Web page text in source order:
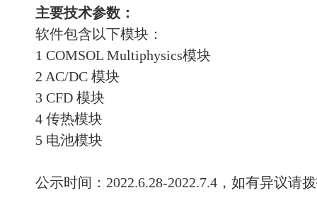
主要技术参数：
软件包含以下模块：
1 COMSOL Multiphysics模块
2 AC/DC 模块
3 CFD 模块
4 传热模块
5 电池模块
公示时间： 2022.6.28-2022.7.4 ，如有异议请